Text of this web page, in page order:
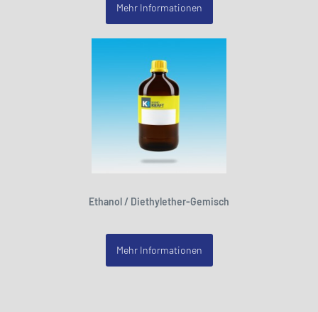
Mehr Informationen
Ethanol / Diethylether-Gemisch
Mehr Informationen